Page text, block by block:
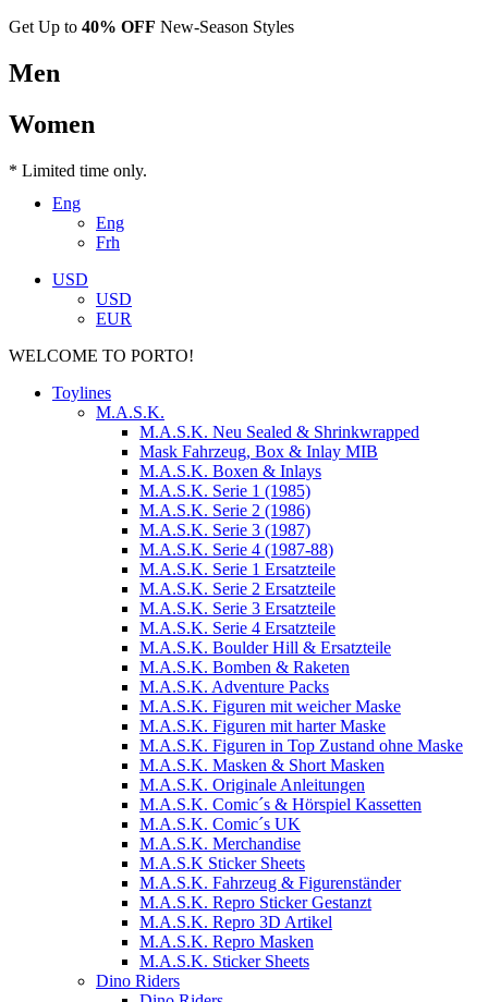
Get Up to 40% OFF New-Season Styles
Men
Women
* Limited time only.
Eng
Eng
Frh
USD
USD
EUR
WELCOME TO PORTO!
Toylines
M.A.S.K.
M.A.S.K. Neu Sealed & Shrinkwrapped
Mask Fahrzeug, Box & Inlay MIB
M.A.S.K. Boxen & Inlays
M.A.S.K. Serie 1 (1985)
M.A.S.K. Serie 2 (1986)
M.A.S.K. Serie 3 (1987)
M.A.S.K. Serie 4 (1987-88)
M.A.S.K. Serie 1 Ersatzteile
M.A.S.K. Serie 2 Ersatzteile
M.A.S.K. Serie 3 Ersatzteile
M.A.S.K. Serie 4 Ersatzteile
M.A.S.K. Boulder Hill & Ersatzteile
M.A.S.K. Bomben & Raketen
M.A.S.K. Adventure Packs
M.A.S.K. Figuren mit weicher Maske
M.A.S.K. Figuren mit harter Maske
M.A.S.K. Figuren in Top Zustand ohne Maske
M.A.S.K. Masken & Short Masken
M.A.S.K. Originale Anleitungen
M.A.S.K. Comic´s & Hörspiel Kassetten
M.A.S.K. Comic´s UK
M.A.S.K. Merchandise
M.A.S.K Sticker Sheets
M.A.S.K. Fahrzeug & Figurenständer
M.A.S.K. Repro Sticker Gestanzt
M.A.S.K. Repro 3D Artikel
M.A.S.K. Repro Masken
M.A.S.K. Sticker Sheets
Dino Riders